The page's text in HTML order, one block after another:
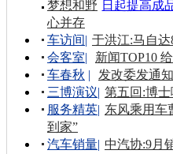
日起提高成
梦想和野
心并存
车访间| 于洪江:马自
会客室|
新闻TOP10
车春秋 |
发改委发通
三博演议| 第五回:博
服务精英| 东风乘用车
到家”
汽车销量| 中汽协:9月